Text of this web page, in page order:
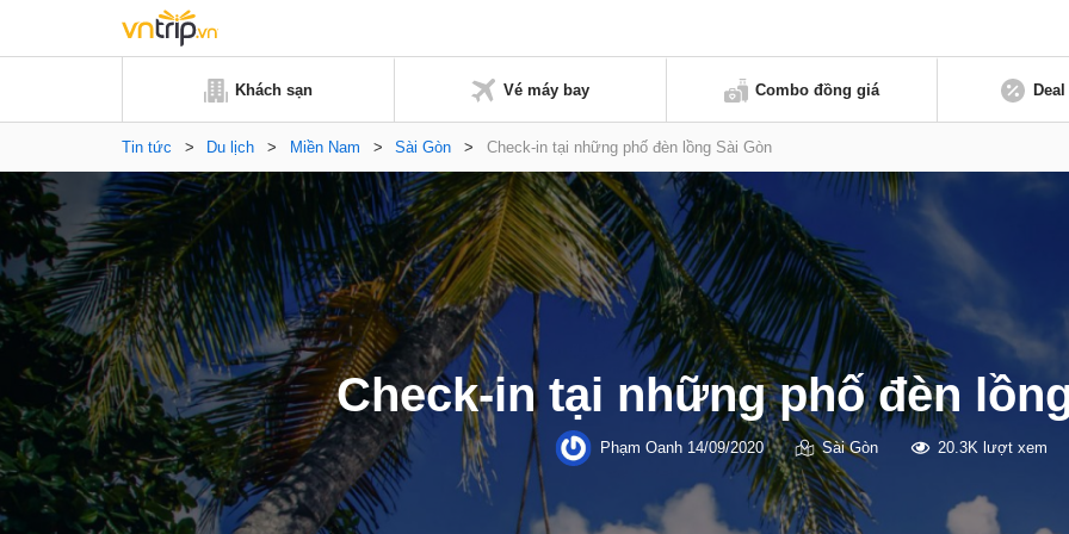
Khách sạn Vé máy bay Combo đồng giá
Tin tức > Du lịch > Miền Nam > Sài Gòn > Check-in tại những phố đèn lồng Sài Gòn
Check-in tại những phố đèn
Phạm Oanh14/09/2020 Sài Gòn 20.3K lượt xem